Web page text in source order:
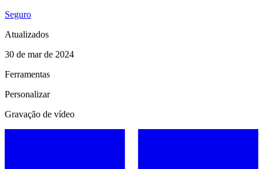
Seguro
Atualizados
30 de mar de 2024
Ferramentas
Personalizar
Gravação de vídeo